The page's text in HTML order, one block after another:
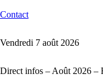
Contact
Vendredi 7 août 2026
Direct infos – Août 2026 –